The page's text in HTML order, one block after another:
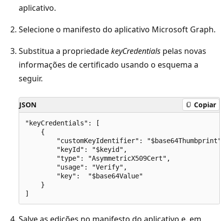
aplicativo.
Selecione o manifesto do aplicativo Microsoft Graph.
Substitua a propriedadekeyCredentials pelas novas
informações de certificado usando o esquema a
seguir.
JSON Copiar
"keyCredentials": [
    {
"customKeyIdentifier":
        "keyId": "$keyid",
        "type": "AsymmetricX509Cert",
        "usage": "Verify",
        "key":  "$base64Value"
    }
Salve as edições no manifesto do aplicativo e, em